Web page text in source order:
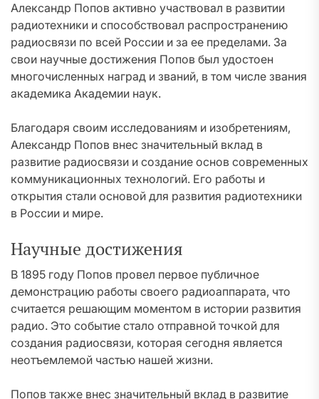
Александр Попов активно участвовал в развитии
радиотехники и способствовал распространению
радиосвязи по всей России и за ее пределами. За
свои научные достижения Попов был удостоен
многочисленных наград и званий, в том числе звания
академика Академии наук.
Благодаря своим исследованиям и изобретениям,
Александр Попов внес значительный вклад в
развитие радиосвязи и создание основ современных
коммуникационных технологий. Его работы и
открытия стали основой для развития радиотехники
в России и мире.
Научные достижения
В 1895 году Попов провел первое публичное
демонстрацию работы своего радиоаппарата, что
считается решающим моментом в истории развития
радио. Это событие стало отправной точкой для
создания радиосвязи, которая сегодня является
неотъемлемой частью нашей жизни.
Попов также внес значительный вклад в развитие